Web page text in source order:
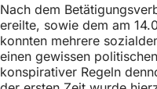
Nach dem
ereilte, sowie dem am
konnten mehrere
einen gewissen
konspirativer Regeln